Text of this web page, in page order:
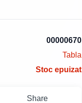
00000670
Tabla
Stoc epuizat
Share